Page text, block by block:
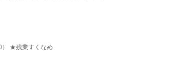
） ★残業すくなめ